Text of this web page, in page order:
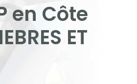
en Côte
ET